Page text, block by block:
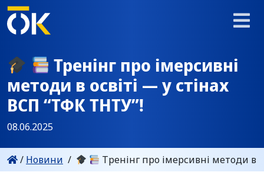
Тренінг про імерсивні
методи в освіті — у стінах
ВСП “ТФК ТНТУ”!
08.06.2025
/ Новини / Тренінг про імерсивні методи в